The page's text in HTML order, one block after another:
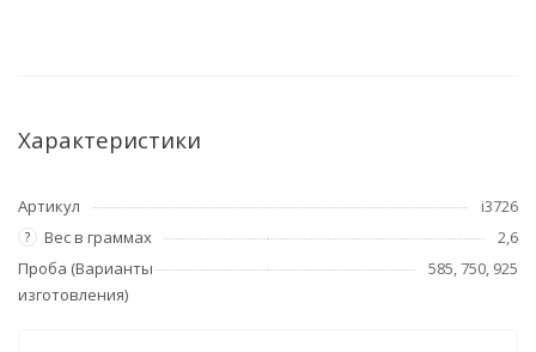
Характеристики
Артикул i3726
? Вес в граммах
2,6
Проба (Варианты
изготовления)
585, 750, 925